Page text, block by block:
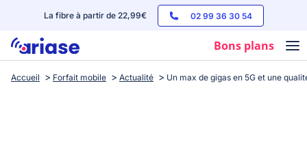
La fibre à partir de 22,99€ 02 99 36 30 54
Bons plans
Box internet
Accueil Forfait mobile Actualité Un max de gigas en 5G et une